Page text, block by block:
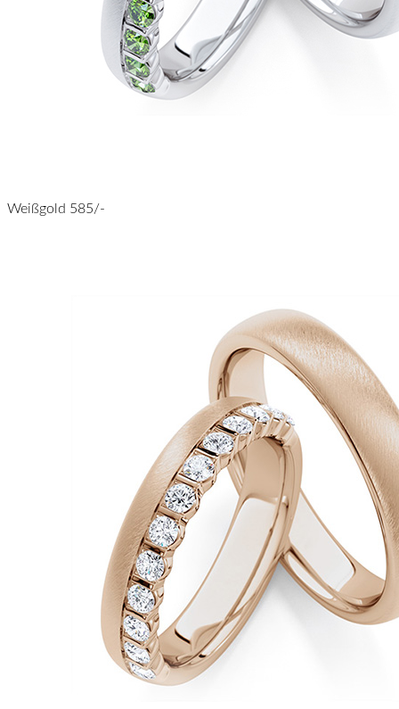
Weißgold 585/-